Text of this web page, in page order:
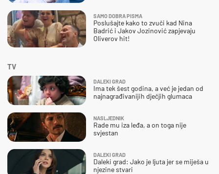
SAMO DOBRA PISMA
Poslušajte kako to zvuči kad Nina
Badrić i Jakov Jozinović zapjevaju
Oliverov hit!
TV
DALEKI GRAD
Ima tek šest godina, a već je jedan od
najnagrađivanijih dječjih glumaca
NASLJEDNIK
Rade mu iza leđa, a on toga nije
svjestan
DALEKI GRAD
Daleki grad: Jako je ljuta jer se miješa u
njezine stvari